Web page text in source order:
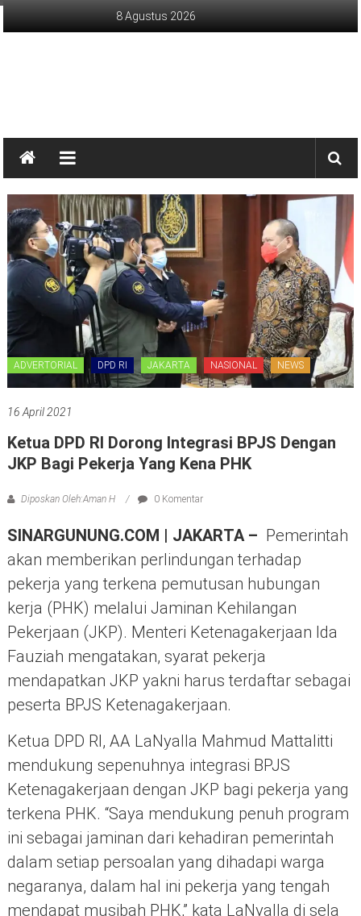
Lompat
8 Agustus 2026
jujur
terpercaya
ADVERTORIAL DPD RI JAKARTA NASIONAL NEWS
16 April 2021
Ketua DPD RI Dorong Integrasi BPJS Dengan
JKP Bagi Pekerja Yang Kena PHK
Diposkan Oleh:Aman H 0 Komentar
SINARGUNUNG.COM | JAKARTA – Pemerintah
akan memberikan perlindungan terhadap
pekerja yang terkena pemutusan hubungan
kerja (PHK) melalui Jaminan Kehilangan
Pekerjaan (JKP). Menteri Ketenagakerjaan Ida
Fauziah mengatakan, syarat pekerja
mendapatkan JKP yakni harus terdaftar sebagai
peserta BPJS Ketenagakerjaan.
Ketua DPD RI, AA LaNyalla Mahmud Mattalitti
mendukung sepenuhnya integrasi BPJS
Ketenagakerjaan dengan JKP bagi pekerja yang
terkena PHK. “Saya mendukung penuh program
ini sebagai jaminan dari kehadiran pemerintah
dalam setiap persoalan yang dihadapi warga
negaranya, dalam hal ini pekerja yang tengah
mendapat musibah PHK,” kata LaNyalla di sela